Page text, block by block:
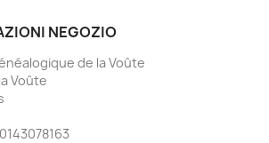
NEGOZIO
de la Voûte
Voûte
0143078163